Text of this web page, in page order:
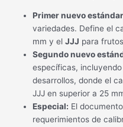
Primer nuevo
variedades. Define el
mm y elJJJ para
Segundo nuevo
específicas,
desarrollos, donde el
JJJ en superior a 25
Especial: El
requerimientos de